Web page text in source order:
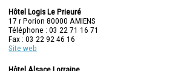
Hôtel Logis Le Prieuré
17 r Porion 80000 AMIENS
Téléphone : 03 22 71 16 71
Fax : 03 22 92 46 16
Site web